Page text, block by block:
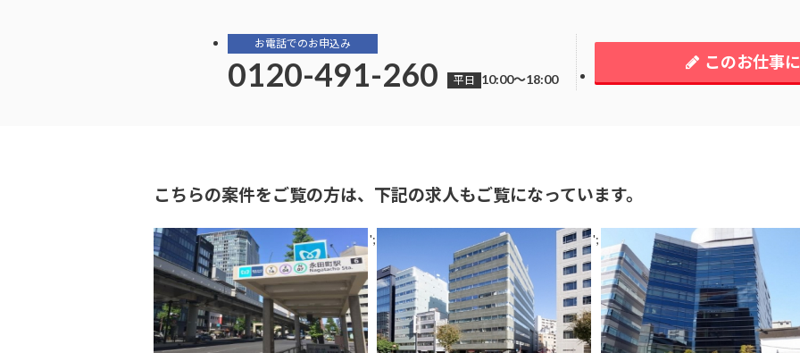
お電話でのお申込み
0120-491-260 平日 10:00～18:00
このお仕事
こちらの案件をご覧の方は、下記の求人もご覧になっています。
'; ';